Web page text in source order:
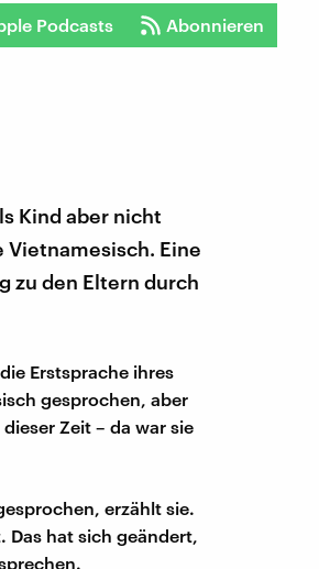
Podcasts Abonnieren
Kind aber nicht
Eine
zu den Eltern durch
Erstsprache ihres
gesprochen, aber
Zeit – da war sie
erzählt sie.
Das hat sich geändert,